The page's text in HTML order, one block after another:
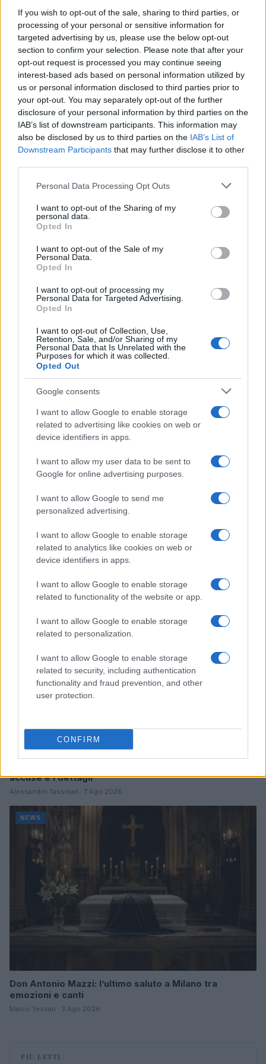
If you wish to opt-out of the sale, sharing to third parties, or
processing of your personal or sensitive information for
targeted advertising by us, please use the below opt-out
section to confirm your selection. Please note that after your
opt-out request is processed you may continue seeing
interest-based ads based on personal information utilized by
us or personal information disclosed to third parties prior to
your opt-out. You may separately opt-out of the further
disclosure of your personal information by third parties on the
IAB’s list of downstream participants. This information may
also be disclosed by us to third parties on the IAB’s List of
Downstream Participants that may further disclose it to other
Please note that this website/app uses one or more Google
not limited to your visit or usage behaviour. You may click to
grant or deny consent to Google and its third-party tags to
use your data for below specified purposes in below Google
consent section.
Personal Data Processing Opt Outs
I want to opt-out of the Sharing of my
personal data.
Opted In
I want to opt-out of the Sale of my
Personal Data.
Opted In
I want to opt-out of processing my
Personal Data for Targeted Advertising.
Opted In
I want to opt-out of Collection, Use,
Retention, Sale, and/or Sharing of my
Personal Data that Is Unrelated with the
Purposes for which it was collected.
Opted Out
Google consents
I want to allow Google to enable storage
related to advertising like cookies on web or
device identifiers in apps.
I want to allow my user data to be sent to
Google for online advertising purposes.
I want to allow Google to send me
personalized advertising.
I want to allow Google to enable storage
related to analytics like cookies on web or
device identifiers in apps.
I want to allow Google to enable storage
related to functionality of the website or app.
I want to allow Google to enable storage
related to personalization.
I want to allow Google to enable storage
related to security, including authentication
functionality and fraud prevention, and other
user protection.
CONFIRM
AUTORE
AiAdhubMedia
Continua a leggere
Come scegliere le scarpe da running donna: comfort
e performance
NEWS
accuse e i dettagli
Alessandro Tassinari · 7 Ago 2026
NEWS
Don Antonio Mazzi: l’ultimo saluto a Milano tra
emozioni e canti
Marco Tessari · 3 Ago 2026
PIÙ LETTI